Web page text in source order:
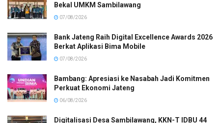
Bekal UMKM Sambilawang
07/08/2026
Bank Jateng Raih Digital Excellence Awards 2026
Berkat Aplikasi Bima Mobile
07/08/2026
Bambang: Apresiasi ke Nasabah Jadi Komitmen
Perkuat Ekonomi Jateng
06/08/2026
Digitalisasi Desa Sambilawang, KKN-T IDBU 44